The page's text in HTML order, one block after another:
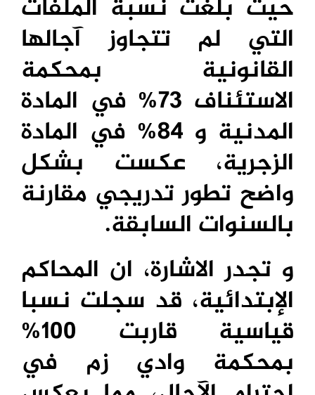
حيث بلغت نسبة الملفات
التي لم تتجاوز آجالها
القانونية بمحكمة
الاستئناف 73% في المادة
المدنية و 84% في المادة
الزجرية، عكست بشكل
واضح تطور تدريجي مقارنة
بالسنوات السابقة.
و تجدر الاشارة، ان المحاكم
الإبتدائية، قد سجلت نسبا
قياسية قاربت 100%
بمحكمة وادي زم في